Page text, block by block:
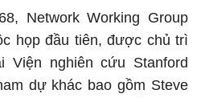
Network Working Group
họp đầu tiên, được chủ trì
Viện nghiên cứu Stanford
dự khác bao gồm Steve